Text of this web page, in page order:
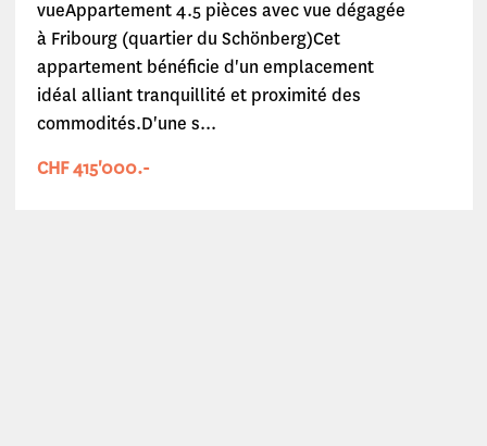
vueAppartement 4.5 pièces avec vue dégagée
à Fribourg (quartier du Schönberg)Cet
appartement bénéficie d'un emplacement
idéal alliant tranquillité et proximité des
commodités.D'une s...
CHF 415'000.-